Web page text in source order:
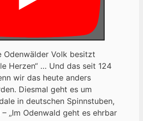
Odenwälder Volk besitzt
Herzen“ … Und das seit 124
wir das heute anders
Diesmal geht es um
in deutschen Spinnstuben,
„Im Odenwald geht es ehrbar